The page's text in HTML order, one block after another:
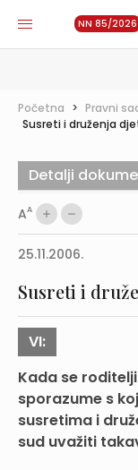
NN 85/2026
Početna > Pravni
Susreti i druženja
AA
25.11.2006.
Susreti i
VI:
Kada se
sporazume s
susretima i
sud uvažiti
Detalji